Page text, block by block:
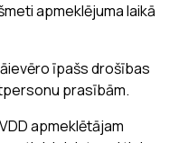
apmeklējuma laikā
īpašs drošības
prasībām.
apmeklētājam